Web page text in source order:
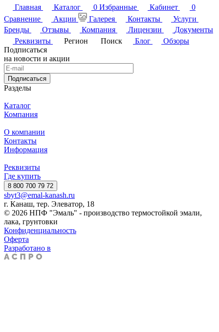
Главная
Каталог 0 Избранные Кабинет
0
Сравнение
Акции Галерея Контакты
Услуги
Бренды
Отзывы Компания Лицензии
Документы
Реквизиты
Регион Поиск Блог
Обзоры
Подписаться
на новости и акции
Подписаться
Разделы
Каталог
Компания
О компании
Контакты
Информация
Реквизиты
Где купить
8 800 700 79 72
sbyt3@emal-kanash.ru
г. Канаш, тер. Элеватор, 18
© 2026 НПФ "Эмаль" - производство термостойкой эмали,
лака, грунтовки
Конфиденциальность
Оферта
Разработано в